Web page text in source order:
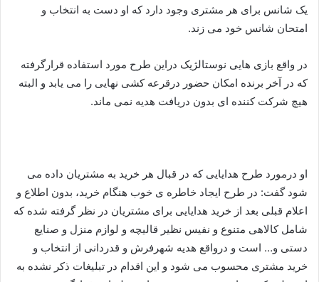
یک شانس برای هر مشتری وجود دارد که او دست به انتخاب و
امتحان شانس خود می زند.
در واقع بازی هایی نوستالژیک دراین طرح مورد استفاده قرارگرفته
که در آخر برنده امکان حضور درقرعه کشی نهایی را می یابد و البته
هیچ شرکت کننده ای بدون دریافت هدیه نمی ماند.
او درمورد طرح هدایایی که در قبال هر خرید به مشتریان داده می
شود گفت: در طرح ایجاد خاطره ی خوب هنگام خرید، بدون اطلاع و
اعلام قبلی بعد از خرید هدایایی برای مشتریان در نظر گرفته شده که
شامل کالاهی متنوع و نفیس نظیر قالیچه و لوازم منزل و صنایع
دستی و… است و درواقع هدیه شهرفرش و قدردانی از انتخاب و
خرید مشتری محسوب می شود و این اقدام در تبلیغات ذکر نشده به